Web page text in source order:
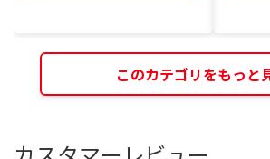
このカテゴリをもっと